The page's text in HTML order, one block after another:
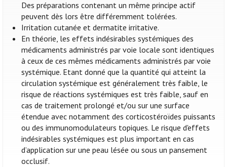
Des préparations contenant un même principe actif
peuvent dès lors être différemment tolérées.
Irritation cutanée et dermatite irritative.
En théorie, les effets indésirables systémiques des
médicaments administrés par voie locale sont identiques
à ceux de ces mêmes médicaments administrés par voie
systémique. Etant donné que la quantité qui atteint la
circulation systémique est généralement très faible, le
risque de réactions systémiques est très faible, sauf en
cas de traitement prolongé et/ou sur une surface
étendue avec notamment des corticostéroïdes puissants
ou des immunomodulateurs topiques. Le risque d'effets
indésirables systémiques est plus important en cas
d’application sur une peau lésée ou sous un pansement
occlusif.